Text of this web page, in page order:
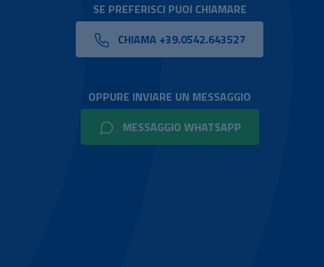
SE PREFERISCI PUOI CHIAMARE
CHIAMA +39.0542.643527
OPPURE INVIARE UN MESSAGGIO
MESSAGGIO WHATSAPP